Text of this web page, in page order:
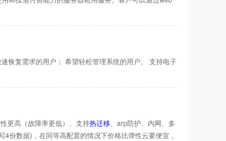
恢复需求的用户； 希望轻松管理系统的用户。 支持电子
更高（故障率更低）、支持热迁移、arp防护、内网、多
份数据)，在同等高配置的情况下价格比弹性云要便宜，